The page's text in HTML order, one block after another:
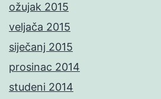
ožujak 2015
veljača 2015
siječanj 2015
prosinac 2014
studeni 2014